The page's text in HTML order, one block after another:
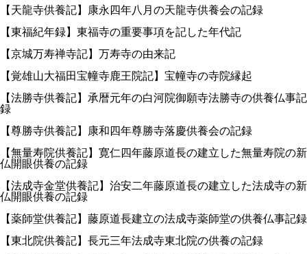
【天龍寺供養記】康永四年八月の天龍寺供養会の記録
【東福紀年録】東福寺の重要事項を記した年代記
【京城万寿禅寺記】万寿寺の由来記
【覚雄山大福田宝幢寺鹿王院記】宝幢寺の寺院縁起
【法勝寺供養記】承暦元年の白河院御願寺法勝寺の供養仏事記
録
【尊勝寺供養記】康和四年尊勝寺落慶供養会の記録
【無量寿院供養記】寛仁四年藤原道長の建立した無量寿院の新
仏開眼供養の記録
【法成寺金堂供養記】治安二年藤原道長の建立した法成寺の新
仏開眼供養の記録
【薬師堂供養記】藤原道長建立の法成寺薬師堂の供養仏事記録
【東北院供養記】長元三年法成寺東北院の供養の記録